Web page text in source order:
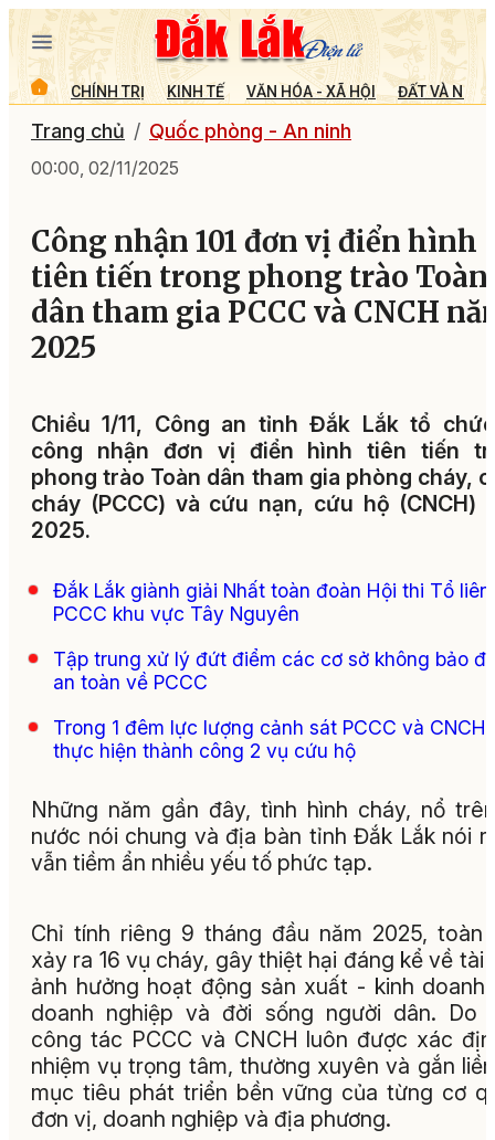
CHÍNH TRỊ KINH TẾ VĂN HÓA - XÃ HỘI ĐẤT VÀ
Trang chủ Quốc phòng - An ninh
00:00, 02/11/2025
Công nhận 101 đơn vị điển hình
tiên tiến trong phong trào Toàn
dân tham gia PCCC và CNCH
2025
Chiều 1/11, Công an tỉnh Đắk Lắk tổ
công nhận đơn vị điển hình tiên tiến
phong trào Toàn dân tham gia phòng cháy,
cháy (PCCC) và cứu nạn, cứu hộ (CNCH)
2025.
Đắk Lắk giành giải Nhất toàn đoàn Hội thi Tổ
PCCC khu vực Tây Nguyên
Tập trung xử lý đứt điểm các cơ sở không bảo
an toàn về PCCC
Trong 1 đêm lực lượng cảnh sát PCCC và CNCH
thực hiện thành công 2 vụ cứu hộ
Những năm gần đây, tình hình cháy, nổ
nước nói chung và địa bàn tỉnh Đắk Lắk nói
vẫn tiềm ẩn nhiều yếu tố phức tạp.
Chỉ tính riêng 9 tháng đầu năm 2025, toàn
xảy ra 16 vụ cháy, gây thiệt hại đáng kể về tài
ảnh hưởng hoạt động sản xuất - kinh doanh
doanh nghiệp và đời sống người dân. Do
công tác PCCC và CNCH luôn được xác
nhiệm vụ trọng tâm, thường xuyên và gắn
mục tiêu phát triển bền vững của từng cơ
đơn vị, doanh nghiệp và địa phương.